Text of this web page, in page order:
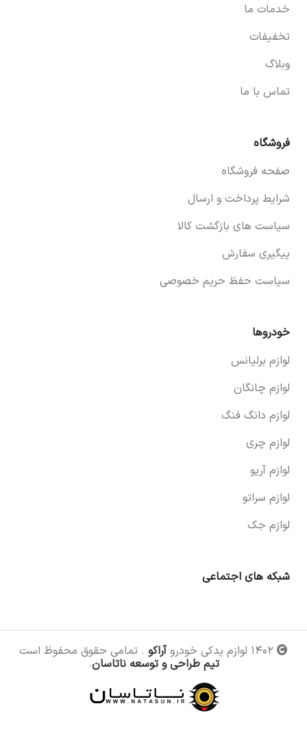
خدمات ما
تخفیفات
وبلاگ
تماس با ما
فروشگاه
صفحه فروشگاه
شرایط پرداخت و ارسال
سیاست های بازگشت کالا
پیگیری سفارش
سیاست حفظ حریم خصوصی
خودروها
لوازم برلیانس
لوازم چانگان
لوازم دانگ فنگ
لوازم چری
لوازم آریو
لوازم سراتو
لوازم جک
شبکه های اجتماعی
آراکو . تمامی حقوق محفوظ است
تیم طراحی و توسعه ناتاسان.